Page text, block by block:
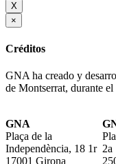
X
×
Créditos
GNA ha creado y
de Montserrat, durante
GNA
Plaça de la
Independència, 18 1r
17001 Girona
2a